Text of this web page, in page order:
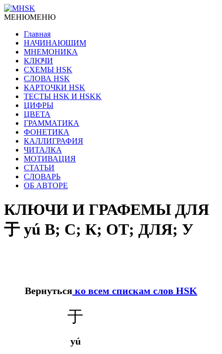
МЕНЮМЕНЮ
Главная
НАЧИНАЮЩИМ
МНЕМОНИКА
КЛЮЧИ
СХЕМЫ HSK
СЛОВА HSK
КАРТОЧКИ HSK
ТЕСТЫ HSK И HSKK
ЦИФРЫ
ЦВЕТА
ГРАММАТИКА
ФОНЕТИКА
КАЛЛИГРАФИЯ
ЧИТАЛКА
МОТИВАЦИЯ
СТАТЬИ
СЛОВАРЬ
ОБ АВТОРЕ
КЛЮЧИ И ГРАФЕМЫ ДЛЯ
于 yú В; С; К; ОТ; ДЛЯ; У
Вернуться ко всем спискам слов HSK
于
yú